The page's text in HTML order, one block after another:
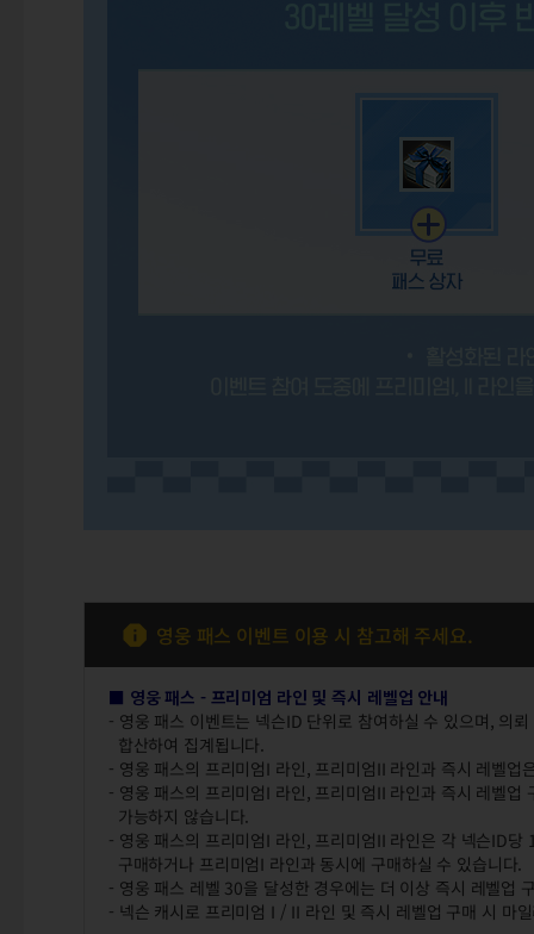
영웅 패스 이벤트 이용 시 참고해 주세요.
■ 영웅 패스 - 프리미엄 라인 및 즉시 레벨업 안내
- 영웅 패스 이벤트는 넥슨ID 단위로 참여하실 수 있으며, 의
합산하여 집계됩니다.
- 영웅 패스의 프리미엄I 라인, 프리미엄II 라인과 즉시 레벨
- 영웅 패스의 프리미엄I 라인, 프리미엄II 라인과 즉시 레벨
가능하지 않습니다.
- 영웅 패스의 프리미엄I 라인, 프리미엄II 라인은 각 넥슨ID
구매하거나 프리미엄I 라인과 동시에 구매하실 수 있습니다.
- 영웅 패스 레벨 30을 달성한 경우에는 더 이상 즉시 레벨업
- 넥슨 캐시로 프리미엄 I / II 라인 및 즉시 레벨업 구매 시 마